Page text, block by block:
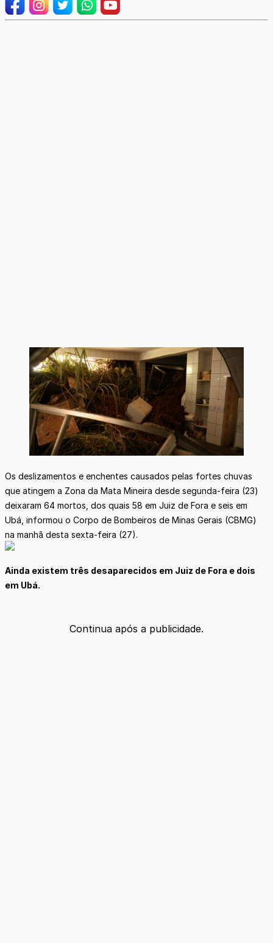
Os deslizamentos e enchentes causados pelas fortes chuvas
que atingem a Zona da Mata Mineira desde segunda-feira (23)
deixaram 64 mortos, dos quais 58 em Juiz de Fora e seis em
Ubá, informou o Corpo de Bombeiros de Minas Gerais (CBMG)
na manhã desta sexta-feira (27).
Ainda existem três desaparecidos em Juiz de Fora e dois
em Ubá.
Continua após a publicidade.